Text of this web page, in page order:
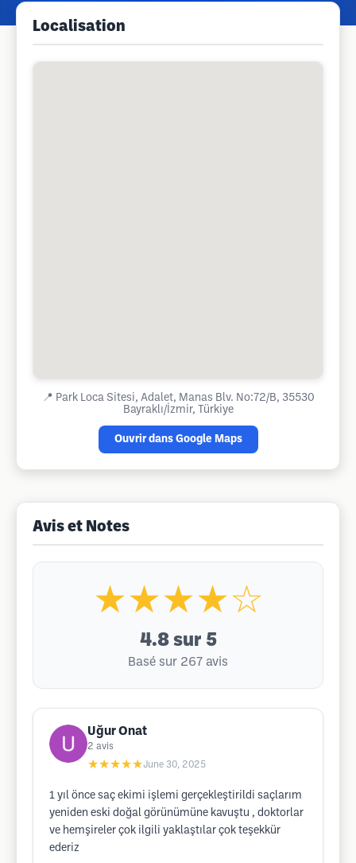
Localisation
📍 Park Loca Sitesi, Adalet, Manas Blv. No:72/B, 35530
Bayraklı/İzmir, Türkiye
Ouvrir dans Google Maps
Avis et Notes
★★★★☆
4.8 sur 5
Basé sur 267 avis
Uğur Onat
2 avis
★★★★★June 30, 2025
1 yıl önce saç ekimi işlemi gerçekleştirildi saçlarım
yeniden eski doğal görünümüne kavuştu , doktorlar
ve hemşireler çok ilgili yaklaştılar çok teşekkür
ederiz